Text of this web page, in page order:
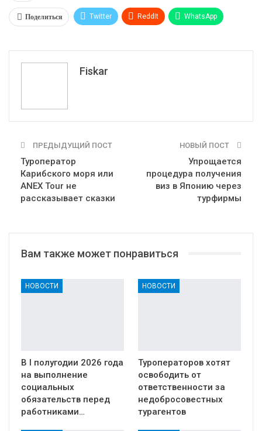
Поделиться Twitter ReddIt WhatsApp
Fiskar
ПРЕДЫДУЩИЙ ПОСТ
Туроператор
Карибского моря или
ANEX Tour не
рассказывает сказки
НОВЫЙ ПОСТ
Упрощается
процедура получения
виз в Японию через
турфирмы
Вам также может понравиться
НОВОСТИ
В I полугодии 2026 года
на выполнение
социальных
обязательств перед
работниками…
НОВОСТИ
Туроператоров хотят
освободить от
ответственности за
недобросовестных
турагентов